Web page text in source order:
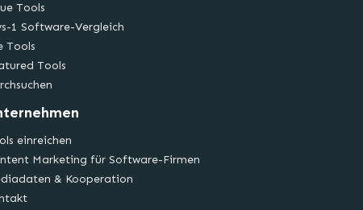
Tools
1 Software-Vergleich
Tools
Tools
einreichen
Marketing für Software-Firmen
& Kooperation